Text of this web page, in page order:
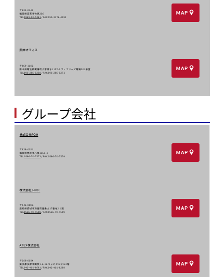
〒822-0142
福岡県宮若市竹原236
TEL:0949-52-7441 / FAX:050-3174-4392
MAP
熊本オフィス
〒869-1102
熊本県菊池郡菊陽町大字原水1157-3 ラ・ブリーズ菊陽201号室
TEL:096-285-5238 / FAX:096-285-5271
MAP
グループ会社
株式会社POH
〒828-0021
福岡県豊前市八屋1665-1
TEL:0566-70-7573/ FAX:0566-70-7574
MAP
株式会社J-HOL
〒446-0006
愛知県安城市浜屋町屋敷山17番地2 1階
TEL:0566-70-7608 / FAX:0566-70-7609
MAP
ATEX株式会社
〒206-0034
東京都多摩市鶴牧1-6-16 キャピタルビル2階
TEL:042-401-8681 / FAX:042-401-8269
MAP